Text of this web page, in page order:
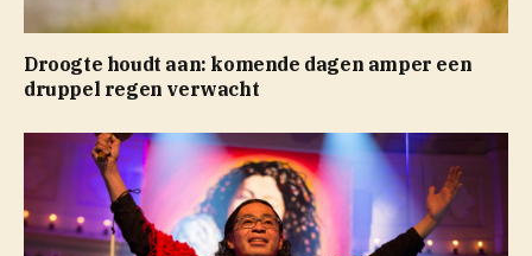
Droogte houdt aan: komende dagen amper een
druppel regen verwacht